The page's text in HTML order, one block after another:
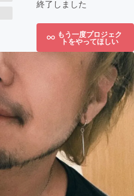
終了しました
もう一度プロジェク
トをやってほしい